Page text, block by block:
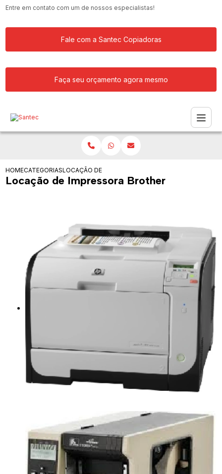
Entre em contato com um de nossos especialistas!
Fale com a Santec Copiadoras
Faça seu orçamento agora mesmo
HOMECATEGORIASLOCAÇÃO DE IMPRESSORA BROTHER
Locação de Impressora Brother